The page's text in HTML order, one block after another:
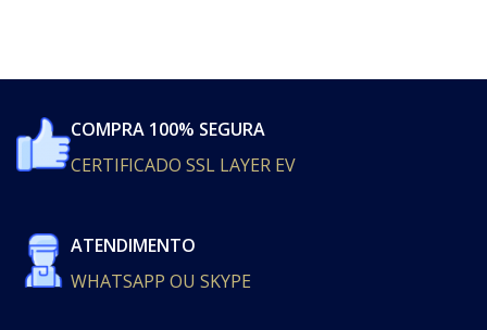
COMPRA 100% SEGURA
CERTIFICADO SSL LAYER EV
ATENDIMENTO
WHATSAPP OU SKYPE